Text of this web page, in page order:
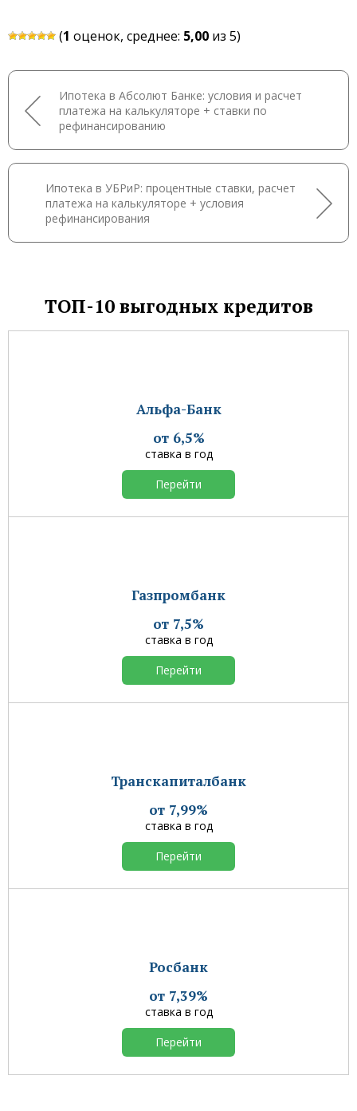
(1 оценок, среднее: 5,00 из 5)
Ипотека в Абсолют Банке: условия и расчет
платежа на калькуляторе + ставки по
рефинансированию
Ипотека в УБРиР: процентные ставки, расчет
платежа на калькуляторе + условия
рефинансирования
ТОП-10 выгодных кредитов
Альфа-Банк
от 6,5%
ставка в год
Перейти
Газпромбанк
от 7,5%
ставка в год
Перейти
Транскапиталбанк
от 7,99%
ставка в год
Перейти
Росбанк
от 7,39%
ставка в год
Перейти